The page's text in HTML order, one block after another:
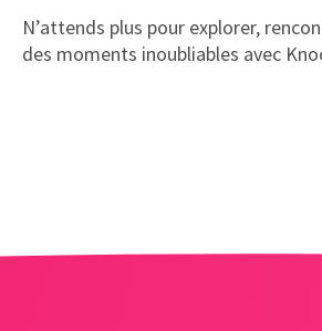
N’attends plus pour explorer,
des moments inoubliables avec